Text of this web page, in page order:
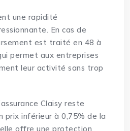
une rapidité
En cas de
est traité en 48 à
permet aux entreprises
leur activité sans trop
Claisy reste
prix inférieur à 0,75% de la
offre une protection